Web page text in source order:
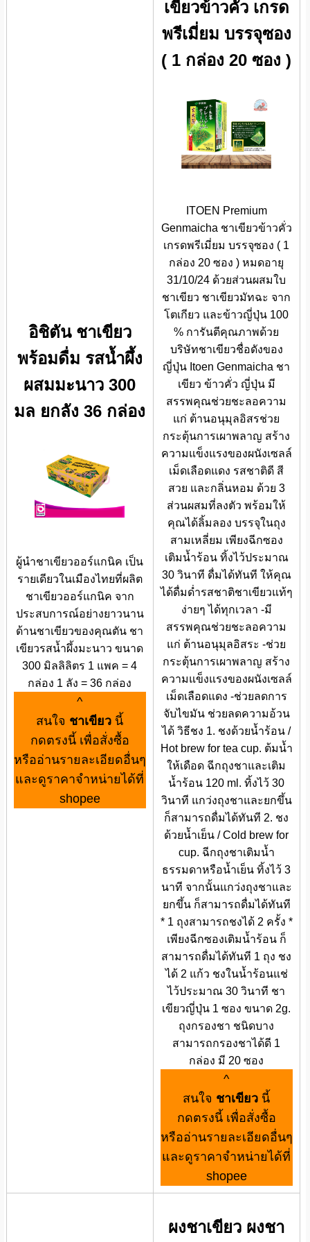
อิชิตัน ชาเขียว
พร้อมดื่ม รสน้ำผึ้ง
ผสมมะนาว 300
มล ยกลัง 36 กล่อง
ผู้นำชาเขียวออร์แกนิค เป็น
รายเดียวในเมืองไทยที่ผลิต
ชาเขียวออร์แกนิค จาก
ประสบการณ์อย่างยาวนาน
ด้านชาเขียวของคุณตัน ชา
เขียวรสน้ำผึ้งมะนาว ขนาด
300 มิลลิลิตร 1 แพค = 4
กล่อง 1 ลัง = 36 กล่อง
^
สนใจ ชาเขียว นี้
กดตรงนี้ เพื่อสั่งซื้อ
หรืออ่านรายละเอียดอื่นๆ
และดูราคาจำหน่ายได้ที่
shopee
เขียวข้าวคั่ว เกรด
พรีเมี่ยม บรรจุซอง
( 1 กล่อง 20 ซอง )
ITOEN Premium
Genmaicha ชาเขียวข้าวคั่ว
เกรดพรีเมี่ยม บรรจุซอง ( 1
กล่อง 20 ซอง ) หมดอายุ
31/10/24 ด้วยส่วนผสมใบ
ชาเขียว ชาเขียวมัทฉะ จาก
โตเกียว และข้าวญี่ปุ่น 100
% การันตีคุณภาพด้วย
บริษัทชาเขียวชื่อดังของ
ญี่ปุ่น Itoen Genmaicha ชา
เขียว ข้าวคั่ว ญี่ปุ่น มี
สรรพคุณช่วยชะลอความ
แก่ ต้านอนุมุลอิสรช่วย
กระตุ้นการเผาพลาญ สร้าง
ความแข็งแรงของผนังเซลล์
เม็ดเลือดแดง รสชาติดี สี
สวย และกลิ่นหอม ด้วย 3
ส่วนผสมที่ลงตัว พร้อมให้
คุณได้ลิ้มลอง บรรจุในถุง
สามเหลี่ยม เพียงฉีกซอง
เติมน้ำร้อน ทิ้งไว้ประมาณ
30 วินาที ดื่มได้ทันที ให้คุณ
ได้ดื่มด่ำรสชาติชาเขียวแท้ๆ
ง่ายๆ ได้ทุกเวลา -มี
สรรพคุณช่วยชะลอความ
แก่ ต้านอนุมุลอิสระ -ช่วย
กระตุ้นการเผาพลาญ สร้าง
ความแข็งแรงของผนังเซลล์
เม็ดเลือดแดง -ช่วยลดการ
จับไขมัน ช่วยลดความอ้วน
ได้ วิธีชง 1. ชงด้วยน้ำร้อน /
Hot brew for tea cup. ต้มน้ำ
ให้เดือด ฉีกถุงชาและเติม
น้ำร้อน 120 ml. ทิ้งไว้ 30
วินาที แกว่งถุงชาและยกขึ้น
ก็สามารถดื่มได้ทันที 2. ชง
ด้วยน้ำเย็น / Cold brew for
cup. ฉีกถุงชาเติมน้ำ
ธรรมดาหรือน้ำเย็น ทิ้งไว้ 3
นาที จากนั้นแกว่งถุงชาและ
ยกขึ้น ก็สามารถดื่มได้ทันที
* 1 ถุงสามารถชงได้ 2 ครั้ง *
เพียงฉีกซองเติมน้ำร้อน ก็
สามารถดื่มได้ทันที 1 ถุง ชง
ได้ 2 แก้ว ชงในน้ำร้อนแช่
ไว้ประมาณ 30 วินาที ชา
เขียวญี่ปุ่น 1 ซอง ขนาด 2g.
ถุงกรองชา ชนิดบาง
สามารถกรองชาได้ดี 1
กล่อง มี 20 ซอง
^
สนใจ ชาเขียว นี้
กดตรงนี้ เพื่อสั่งซื้อ
หรืออ่านรายละเอียดอื่นๆ
และดูราคาจำหน่ายได้ที่
shopee
ผงชาเขียว ผงชา